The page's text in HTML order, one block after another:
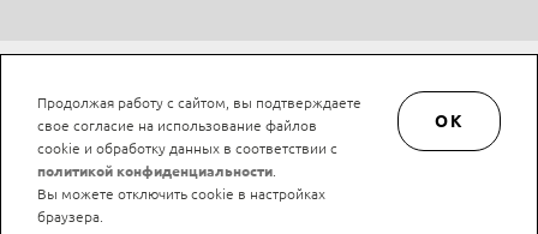
Не является публичной офертой © LAN-art.ru, 2013—2026. Все права защищены.
Политика конфиденциальности.
Положение об обработке и защите персональных
данных.
Продолжая работу с сайтом, вы подтверждаете
свое согласие на использование файлов
cookie и обработку данных в соответствии с
политикой конфиденциальности
Вы можете отключить cookie в настройках
браузера.
OK